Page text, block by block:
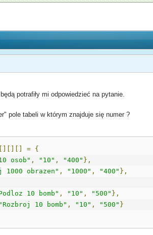
potrafiły mi odpowiedzieć na pytanie.
pole tabeli w którym znajduje się numer ?
[][][] = {
osob" , "10" , "400" },
1000 obrazen" , "1000" , "400" },
10 bomb" , "10" , "500" },
"Rozbroj 10 bomb" , "10" , "500" }